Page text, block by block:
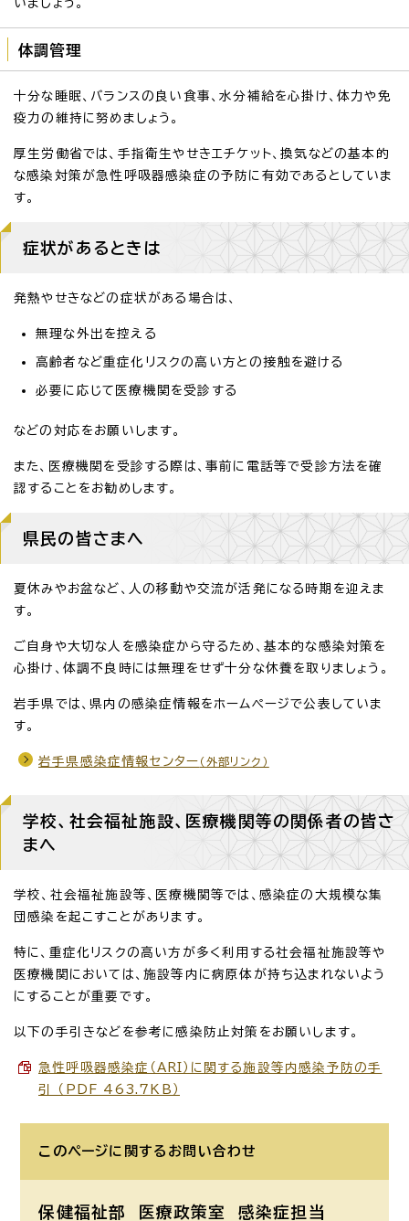
体調管理
十分な睡眠、バランスの良い食事、水分補給を心掛け、体力や免
疫力の維持に努めましょう。
厚生労働省では、手指衛生やせきエチケット、換気などの基本的
な感染対策が急性呼吸器感染症の予防に有効であるとしていま
す。
症状があるときは
発熱やせきなどの症状がある場合は、
無理な外出を控える
高齢者など重症化リスクの高い方との接触を避ける
必要に応じて医療機関を受診する
などの対応をお願いします。
また、医療機関を受診する際は、事前に電話等で受診方法を確
認することをお勧めします。
県民の皆さまへ
夏休みやお盆など、人の移動や交流が活発になる時期を迎えま
す。
ご自身や大切な人を感染症から守るため、基本的な感染対策を
心掛け、体調不良時には無理をせず十分な休養を取りましょう。
岩手県では、県内の感染症情報をホームページで公表していま
す。
岩手県感染症情報センター （外部リンク）
学校、社会福祉施設、医療機関等の関係者の皆さ
まへ
学校、社会福祉施設等、医療機関等では、感染症の大規模な集
団感染を起こすことがあります。
特に、重症化リスクの高い方が多く利用する社会福祉施設等や
医療機関においては、施設等内に病原体が持ち込まれないよう
にすることが重要です。
以下の手引きなどを参考に感染防止対策をお願いします。
急性呼吸器感染症（ARI）に関する施設等内感染予防の手
引 （PDF 463.7KB）
このページに関する お問い合わせ
保健福祉部 医療政策室 感染症担当